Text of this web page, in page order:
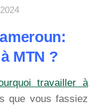
MTN ?
travailler à
que vous fassiez